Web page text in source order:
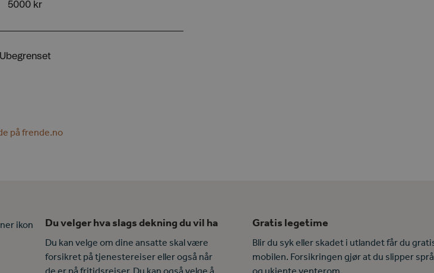
på frende.no
Du velger hva slags dekning du vil ha
Du kan velge om dine ansatte skal være
forsikret på tjenestereiser eller også når
Gratis legetime
Blir du syk eller skadet i utlandet får du
mobilen. Forsikringen gjør at du slipper